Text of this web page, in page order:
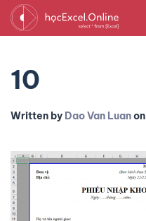
10
Written by Dao Van Luanon